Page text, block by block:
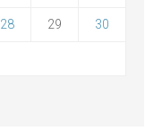
28 29 30